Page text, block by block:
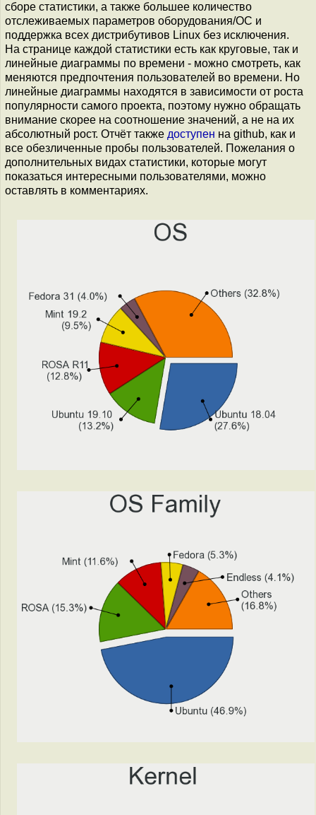
сборе статистики, а также большее количество
отслеживаемых параметров оборудования/ОС и
поддержка всех дистрибутивов Linux без исключения.
На странице каждой статистики есть как круговые, так и
линейные диаграммы по времени - можно смотреть, как
меняются предпочтения пользователей во времени. Но
линейные диаграммы находятся в зависимости от роста
популярности самого проекта, поэтому нужно обращать
внимание скорее на соотношение значений, а не на их
абсолютный рост. Отчёт также доступен на github, как и
все обезличенные пробы пользователей. Пожелания о
дополнительных видах статистики, которые могут
показаться интересными пользователями, можно
оставлять в комментариях.